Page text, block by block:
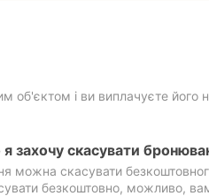
об'єктом і ви виплачуєте його
захочу скасувати
можна скасувати
безкоштовно, можливо,